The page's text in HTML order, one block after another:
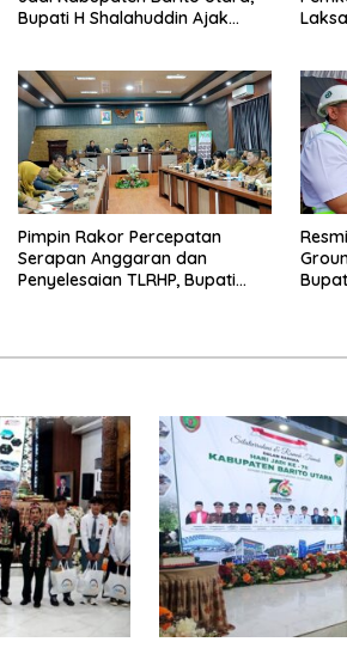
Bupati H Shalahuddin Ajak
Pimpin Rakor Percepatan
Serapan Anggaran dan
Penyelesaian TLRHP, Bupati